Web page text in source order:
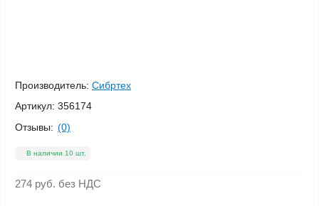
Производитель: Сибртех
Артикул: 356174
Отзывы: (0)
В наличии 10 шт.
274 руб. без НДС